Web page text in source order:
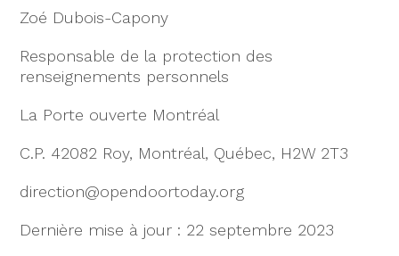
Zoé Dubois-Capony
Responsable de la protection des
renseignements personnels
La Porte ouverte Montréal
C.P. 42082 Roy, Montréal, Québec, H2W 2T3
direction@opendoortoday.org
Dernière mise à jour : 22 septembre 2023